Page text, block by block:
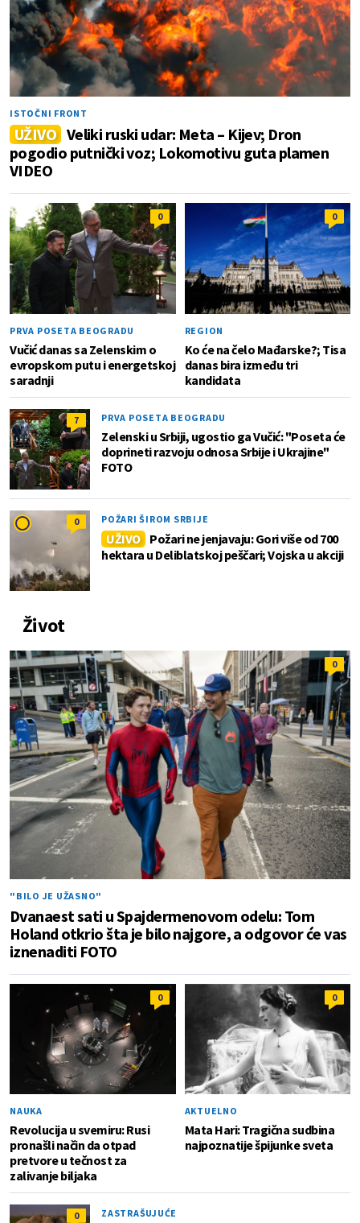
ISTOČNI FRONT
UŽIVO Veliki ruski udar: Meta – Kijev; Dron
pogodio putnički voz; Lokomotivu guta plamen
VIDEO
0
PRVA POSETA BEOGRADU
Vučić danas sa Zelenskim o
evropskom putu i energetskoj
saradnji
0
REGION
Ko će na čelo Mađarske?; Tisa
danas bira između tri
kandidata
7 PRVA POSETA BEOGRADU
Zelenski u Srbiji, ugostio ga Vučić: "Poseta će
doprineti razvoju odnosa Srbije i Ukrajine"
FOTO
0 POŽARI ŠIROM SRBIJE
UŽIVO
Požari ne jenjavaju: Gori više od 700
hektara u Deliblatskoj peščari; Vojska u akciji
Život
0
"BILO JE UŽASNO"
Dvanaest sati u Spajdermenovom odelu: Tom
Holand otkrio šta je bilo najgore, a odgovor će vas
iznenaditi FOTO
0
NAUKA
Revolucija u svemiru: Rusi
pronašli način da otpad
pretvore u tečnost za
zalivanje biljaka
0
AKTUELNO
Mata Hari: Tragična sudbina
najpoznatije špijunke sveta
0 ZASTRAŠUJUĆE